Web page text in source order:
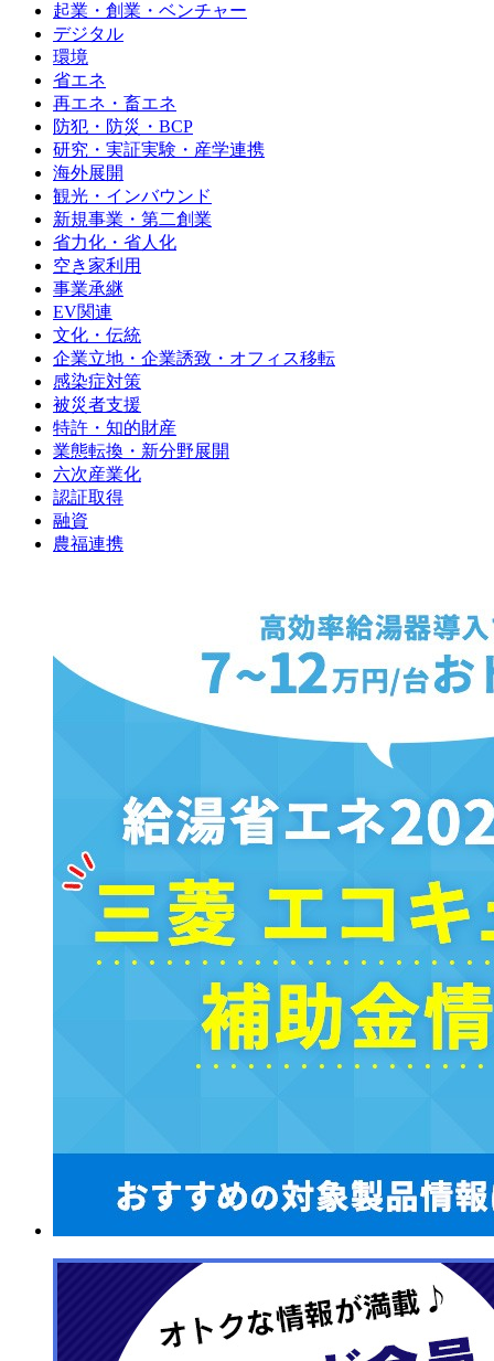
起業・創業・ベンチャー
デジタル
環境
省エネ
再エネ・畜エネ
防犯・防災・BCP
研究・実証実験・産学連携
海外展開
観光・インバウンド
新規事業・第二創業
省力化・省人化
空き家利用
事業承継
EV関連
文化・伝統
企業立地・企業誘致・オフィス移転
感染症対策
被災者支援
特許・知的財産
業態転換・新分野展開
六次産業化
認証取得
融資
農福連携